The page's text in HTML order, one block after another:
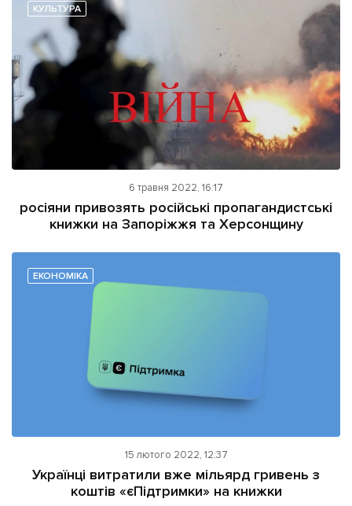
КУЛЬТУРА
6 травня 2022, 16:17
росіяни привозять російські пропагандистські
книжки на Запоріжжя та Херсонщину
ЕКОНОМІКА
15 лютого 2022, 12:37
Українці витратили вже мільярд гривень з
коштів «єПідтримки» на книжки